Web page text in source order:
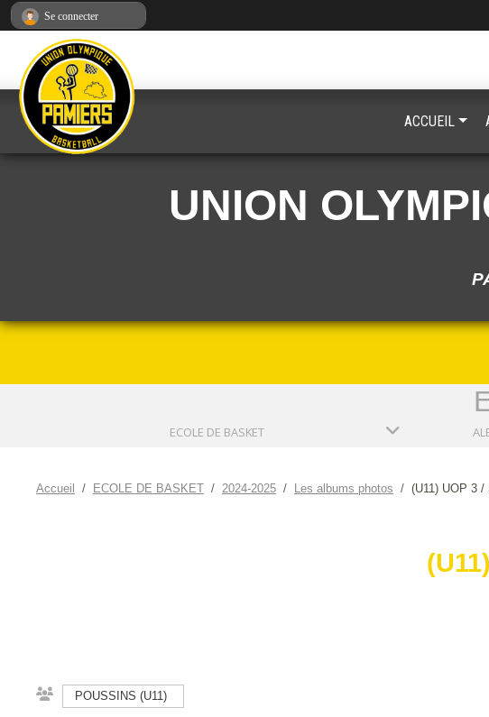
UNION
ECOLE DE BASKET
Accueil ECOLE DE BASKET 2024-2025 Les albums photos (U11) UOP 3 /
POUSSINS (U11)
ACCUEIL
Se connecter
Panneau de gestion des cookies